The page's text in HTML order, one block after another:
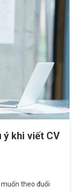
ý khi viết CV
theo đuổi